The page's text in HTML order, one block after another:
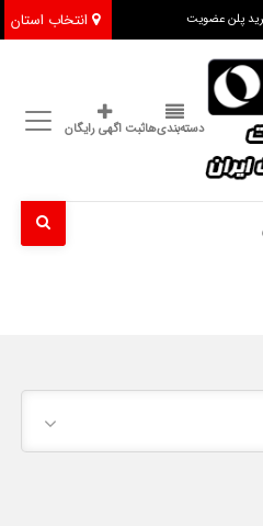
انتخاب استان پلن عضویت
دسته‌بندی‌هاثبت اگهی رایگان